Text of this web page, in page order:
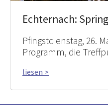
Echternach:
Pfingstdienstag, 26.
Programm, die
liesen >